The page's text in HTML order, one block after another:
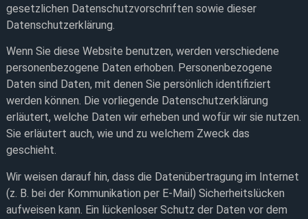
gesetzlichen Datenschutzvorschriften sowie dieser
Datenschutzerklärung.
Wenn Sie diese Website benutzen, werden verschiedene
personenbezogene Daten erhoben. Personenbezogene
Daten sind Daten, mit denen Sie persönlich identifiziert
werden können. Die vorliegende Datenschutzerklärung
erläutert, welche Daten wir erheben und wofür wir sie nutzen.
Sie erläutert auch, wie und zu welchem Zweck das
geschieht.
Wir weisen darauf hin, dass die Datenübertragung im Internet
(z. B. bei der Kommunikation per E-Mail) Sicherheitslücken
aufweisen kann. Ein lückenloser Schutz der Daten vor dem